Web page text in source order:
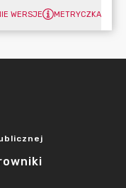
WERSJE METRYCZKA